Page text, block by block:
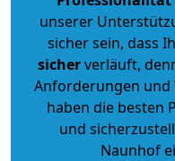
unserer
sicher sein, dass
sicherverläuft,
Anforderungen und
haben die besten
und
Naunhof